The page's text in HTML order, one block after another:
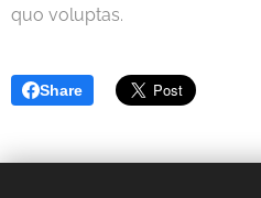
quo voluptas.
Share